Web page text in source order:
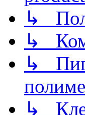
↳
↳
↳
↳